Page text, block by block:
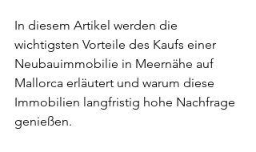
In diesem Artikel werden die
wichtigsten Vorteile des Kaufs einer
Neubauimmobilie in Meernähe auf
Mallorca erläutert und warum diese
Immobilien langfristig hohe Nachfrage
genießen.